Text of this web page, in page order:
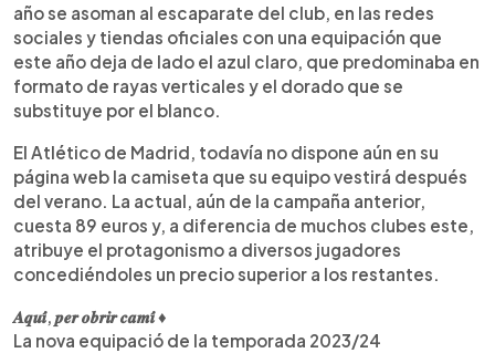
año se asoman al escaparate del club, en las redes
sociales y tiendas oficiales con una equipación que
este año deja de lado el azul claro, que predominaba en
formato de rayas verticales y el dorado que se
substituye por el blanco.
El Atlético de Madrid, todavía no dispone aún en su
página web la camiseta que su equipo vestirá después
del verano. La actual, aún de la campaña anterior,
cuesta 89 euros y, a diferencia de muchos clubes este,
atribuye el protagonismo a diversos jugadores
concediéndoles un precio superior a los restantes.
𝑨𝒒𝒖𝒊́, 𝒑𝒆𝒓 𝒐𝒃𝒓𝒊𝒓 𝒄𝒂𝒎𝒊́​ ♦️
La nova equipació de la temporada 2023/24